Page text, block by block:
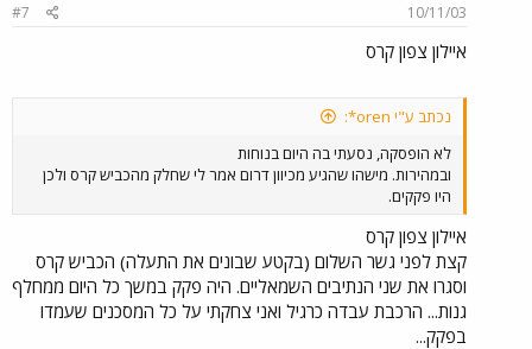
10/11/03
#7
איילון צפון קרס
נכתב ע"י oren*:
לא הופסקה, נסעתי בה היום בנוחות
ובמהירות. מישהו שהגיע מכיוון דרום אמר לי שחלק מהכביש קרס ולכן
היו פקקים.
איילון צפון קרס
קצת לפני גשר השלום (בקטע שבונים את התעלה) הכביש קרס
וסגרו את שני הנתיבים השמאליים. היה פקק במשך כל היום ממחלף
גנות... הרכבת עבדה כרגיל ואני צחקתי על כל המסכנים שעמדו
בפקק...